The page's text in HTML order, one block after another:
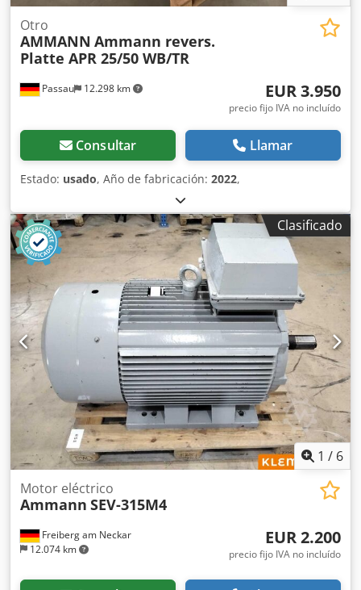
Passau 12.298 km
Otro
AMMANN Ammann revers.
Platte APR 25/50 WB/TR
EUR 3.950
precio fijo IVA no incluído
Consultar Llamar
Estado: usado, Año de fabricación: 2022,
Clasificado
1 / 6
Freiberg am Neckar
12.074 km
Motor eléctrico
Ammann SEV-315M4
EUR 2.200
precio fijo IVA no incluído